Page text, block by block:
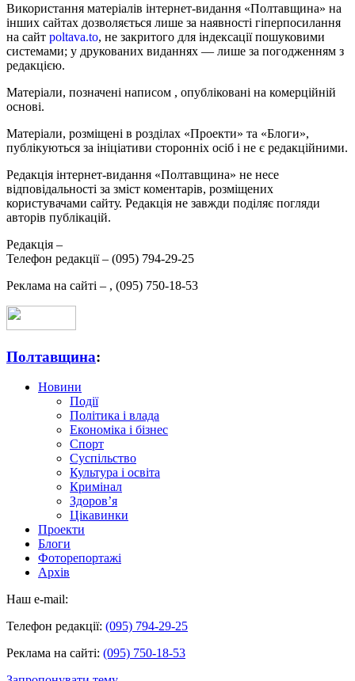
Використання матеріалів інтернет-видання «Полтавщина» на
інших сайтах дозволяється лише за наявності гіперпосилання
на сайт poltava.to, не закритого для індексації пошуковими
системами; у друкованих виданнях — лише за погодженням з
редакцією.
Матеріали, позначені написом , опубліковані на комерційній
основі.
Матеріали, розміщені в розділах «Проекти» та «Блоги»,
публікуються за ініціативи сторонніх осіб і не є редакційними.
Редакція інтернет-видання «Полтавщина» не несе
відповідальності за зміст коментарів, розміщених
користувачами сайту. Редакція не завжди поділяє погляди
авторів публікацій.
Редакція –
Телефон редакції – (095) 794-29-25
Реклама на сайті – , (095) 750-18-53
Полтавщина:
Новини
Події
Політика і влада
Економіка і бізнес
Спорт
Суспільство
Культура і освіта
Кримінал
Здоров’я
Цікавинки
Проекти
Блоги
Фоторепортажі
Архів
Наш e-mail:
Телефон редакції: (095) 794-29-25
Реклама на сайті: (095) 750-18-53